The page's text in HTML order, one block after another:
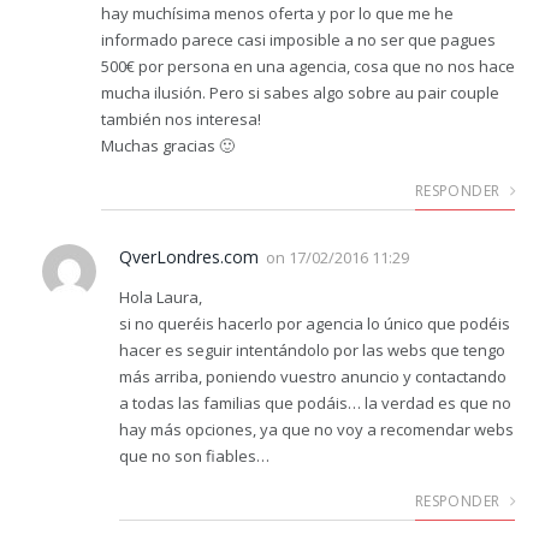
hay muchísima menos oferta y por lo que me he
informado parece casi imposible a no ser que pagues
500€ por persona en una agencia, cosa que no nos hace
mucha ilusión. Pero si sabes algo sobre au pair couple
también nos interesa!
Muchas gracias 🙂
RESPONDER
QverLondres.com on 17/02/2016 11:29
Hola Laura,
si no queréis hacerlo por agencia lo único que podéis
hacer es seguir intentándolo por las webs que tengo
más arriba, poniendo vuestro anuncio y contactando
a todas las familias que podáis… la verdad es que no
hay más opciones, ya que no voy a recomendar webs
que no son fiables…
RESPONDER